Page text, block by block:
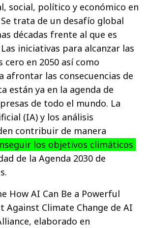
social, político y económico en
trata de un desafío global
décadas frente al que es
iniciativas para alcanzar las
cero en 2050 así como
afrontar las consecuencias de
están ya en la agenda de
de todo el mundo. La
(IA) y los análisis
contribuir de manera
los objetivos climáticos
de la Agenda 2030 de
How AI Can Be a Powerful
Against Climate Change de AI
elaborado en